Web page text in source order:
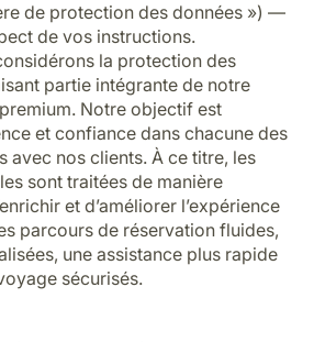
de protection des données ») —
de vos instructions.
la protection des
partie intégrante de notre
Notre objectif est
et confiance dans chacune des
avec nos clients. À ce titre, les
sont traitées de manière
et d’améliorer l’expérience
parcours de réservation fluides,
une assistance plus rapide
sécurisés.